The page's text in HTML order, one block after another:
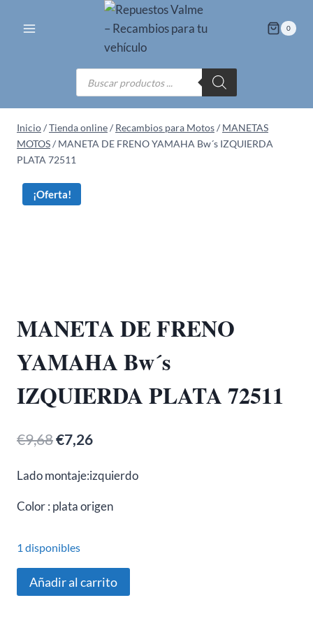
0
Búsqueda
de
productos
Inicio/Tienda online/ Recambios para Motos/ MANETAS
MOTOS/ MANETA DE FRENO YAMAHA Bw´s IZQUIERDA
PLATA 72511
¡Oferta!
MANETA DE FRENO
YAMAHA Bw´s
IZQUIERDA PLATA 72511
€9,68El
original
era:
€7,26El
actual
es:
Lado montaje:izquierdo
Color : plata origen
1 disponibles
MANETA
DE
Añadir al carrito